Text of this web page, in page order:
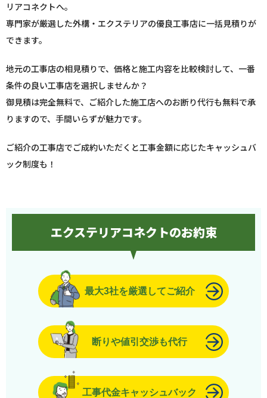
リアコネクトへ。
専門家が厳選した外構・エクステリアの優良工事店に一括見積りが
できます。
地元の工事店の相見積りで、価格と施工内容を比較検討して、一番
条件の良い工事店を選択しませんか？
御見積は完全無料で、ご紹介した施工店へのお断り代行も無料で承
りますので、手間いらずが魅力です。
ご紹介の工事店でご成約いただくと工事金額に応じたキャッシュバ
ック制度も！
エクステリアコネクトのお約束
最大3社を厳選してご紹介
断りや値引交渉も代行
工事代金キャッシュバック